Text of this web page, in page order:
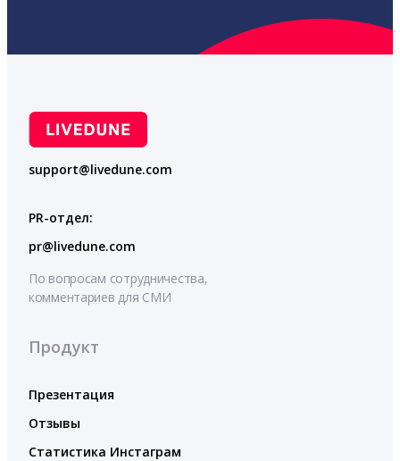
support@livedune.com
PR-отдел:
pr@livedune.com
По вопросам сотрудничества,
комментариев для СМИ
Продукт
Презентация
Отзывы
Статистика Инстаграм